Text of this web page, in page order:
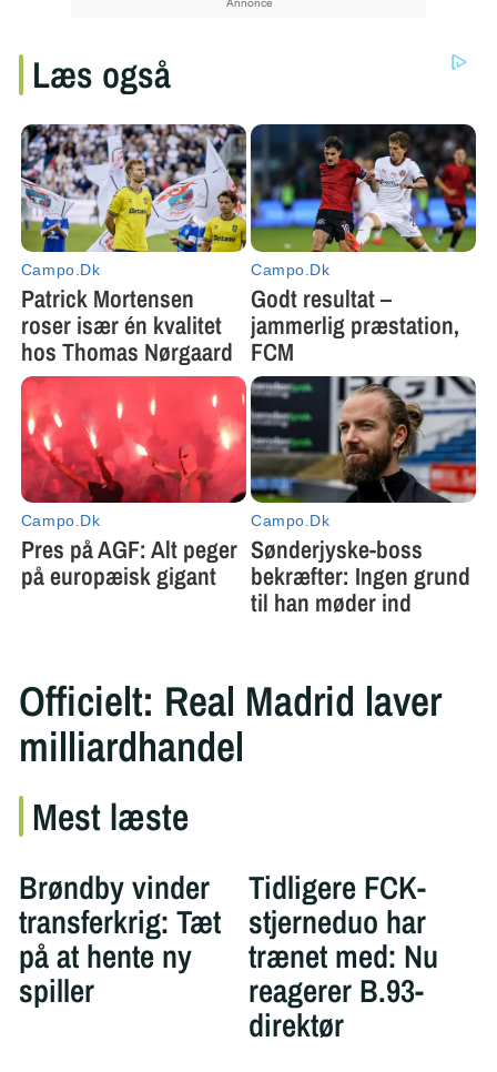
Officielt: Real Madrid laver
milliardhandel
Mest læste
Brøndby vinder
transferkrig: Tæt
på at hente ny
spiller
Tidligere FCK-
stjerneduo har
trænet med: Nu
reagerer B.93-
direktør